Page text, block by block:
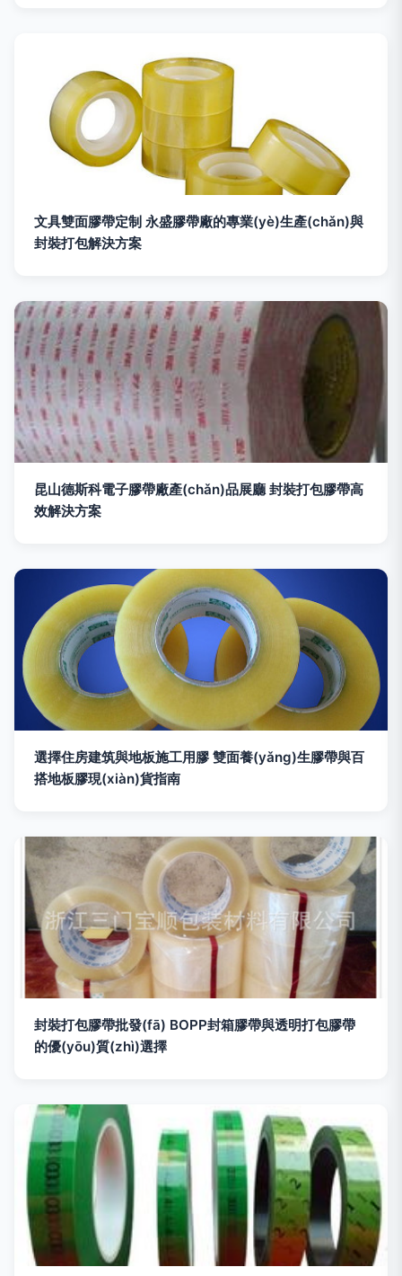
文具雙面膠帶定制 永盛膠帶廠的專業(yè)生產(chǎn)與
封裝打包解決方案
昆山德斯科電子膠帶廠產(chǎn)品展廳 封裝打包膠帶高
效解決方案
選擇住房建筑與地板施工用膠 雙面養(yǎng)生膠帶與百
搭地板膠現(xiàn)貨指南
封裝打包膠帶批發(fā) BOPP封箱膠帶與透明打包膠帶
的優(yōu)質(zhì)選擇